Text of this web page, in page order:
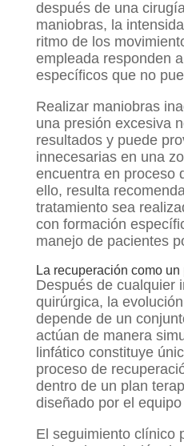
después de una
maniobras, la
ritmo de los
empleada responden
específicos que no
Realizar maniobras
una presión excesiva
resultados y puede
innecesarias en una
encuentra en proceso
ello, resulta
tratamiento sea
con formación
manejo de pacientes
La recuperación como un
Después de cualquier
quirúrgica, la
depende de un
actúan de manera
linfático constituye
proceso de
dentro de un plan
diseñado por el
El seguimiento clínico